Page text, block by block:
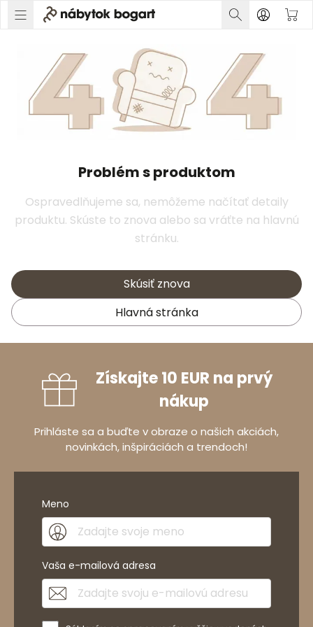
Problém s produktom
Ospravedlňujeme sa, nemôžeme načítať detaily
produktu. Skúste to znova alebo sa vráťte na hlavnú
stránku.
Skúsiť znova
Hlavná stránka
Získajte 10 EUR na prvý
nákup
Prihláste sa a buďte v obraze o našich akciách,
novinkách, inšpiráciách a trendoch!
Meno
Vaša e-mailová adresa